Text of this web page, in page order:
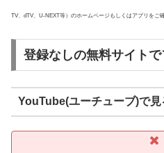
TV、dTV、U-NEXT等）のホームページもしくはアプリをご
登録なしの無料サイト
YouTube(ユーチューブ)で見